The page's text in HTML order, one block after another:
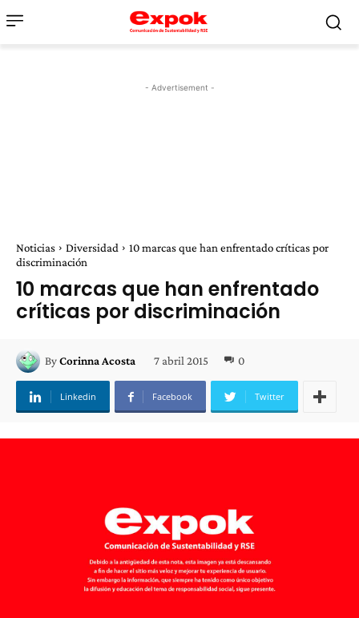
- Advertisement -
Noticias Diversidad
10 marcas que han enfrentado críticas por
discriminación
10 marcas que han enfrentado
críticas por discriminación
ByCorinna Acosta 7 abril 2015 0
Linkedin Facebook Twitter